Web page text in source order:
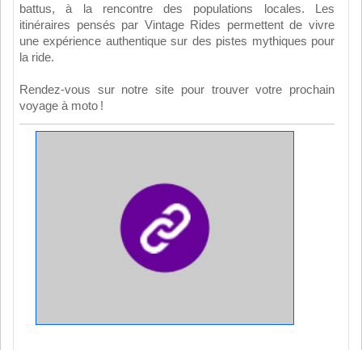
battus, à la rencontre des populations locales. Les
itinéraires pensés par Vintage Rides permettent de vivre
une expérience authentique sur des pistes mythiques pour
la ride.
Rendez-vous sur notre site pour trouver votre prochain
voyage à moto !